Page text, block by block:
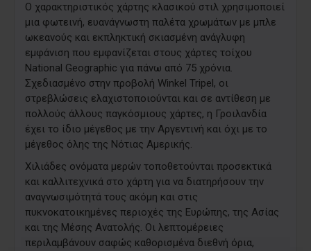
Ο χαρακτηριστικός χάρτης κλασικού στιλ χρησιμοποιεί
μια φωτεινή, ευανάγνωστη παλέτα χρωμάτων με μπλε
ωκεανούς και εκπληκτική σκιασμένη ανάγλυφη
εμφάνιση που εμφανίζεται στους χάρτες τοίχου
National Geographic για πάνω από 75 χρόνια.
Σχεδιασμένο στην προβολή Winkel Tripel, οι
στρεβλώσεις ελαχιστοποιούνται και σε αντίθεση με
πολλούς άλλους παγκόσμιους χάρτες, η Γροιλανδία
έχει το ίδιο μέγεθος με την Αργεντινή και όχι με το
μέγεθος όλης της Νότιας Αμερικής.
Χιλιάδες ονόματα μερών τοποθετούνται προσεκτικά
και καλλιτεχνικά στο χάρτη για να διατηρήσουν την
αναγνωσιμότητά τους ακόμη και στις
πυκνοκατοικημένες περιοχές της Ευρώπης, της Ασίας
και της Μέσης Ανατολής. Οι λεπτομέρειες
περιλαμβάνουν σαφώς καθορισμένα διεθνή όρια,